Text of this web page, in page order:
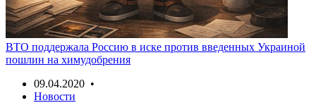
ВТО поддержала Россию в иске против введенных Украиной
пошлин на химудобрения
09.04.2020 •
Новости